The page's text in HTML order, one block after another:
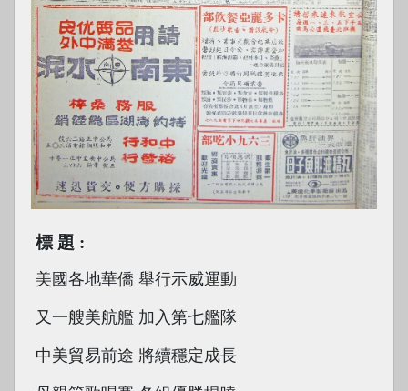
標題
美國各地華僑 舉行示威運動
又一艘美航艦 加入第七艦隊
中美貿易前途 將續穩定成長